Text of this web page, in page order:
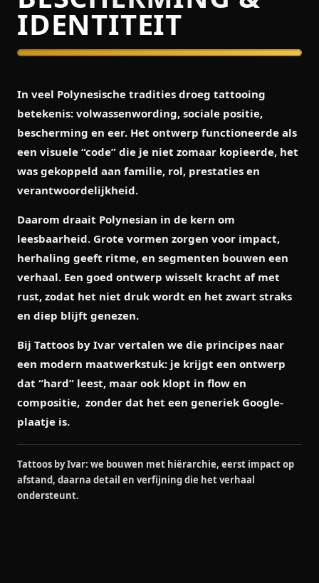
IDENTITEIT
In veel Polynesische tradities droeg tattooing
betekenis: volwassenwording, sociale positie,
bescherming en eer. Het ontwerp functioneerde als
een visuele “code” die je niet zomaar kopieerde, het
was gekoppeld aan familie, rol, prestaties en
verantwoordelijkheid.
Daarom draait Polynesian in de kern om
leesbaarheid. Grote vormen zorgen voor impact,
herhaling geeft ritme, en segmenten bouwen een
verhaal. Een goed ontwerp wisselt kracht af met
rust, zodat het niet druk wordt en het zwart straks
en diep blijft genezen.
Bij Tattoos by Ivar vertalen we die principes naar
een modern maatwerkstuk: je krijgt een ontwerp
dat “hard” leest, maar ook klopt in flow en
compositie, zonder dat het een generiek Google-
plaatje is.
Tattoos by Ivar: we bouwen met hiërarchie, eerst impact op
afstand, daarna detail en verfijning die het verhaal
ondersteunt.